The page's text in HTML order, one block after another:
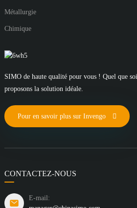
Métallurgie
Chimique
SIMO de haute qualité pour vous ! Quel que
proposons la solution idéale.
Pour en savoir plus sur Invengo
CONTACTEZ-NOUS
E-mail: